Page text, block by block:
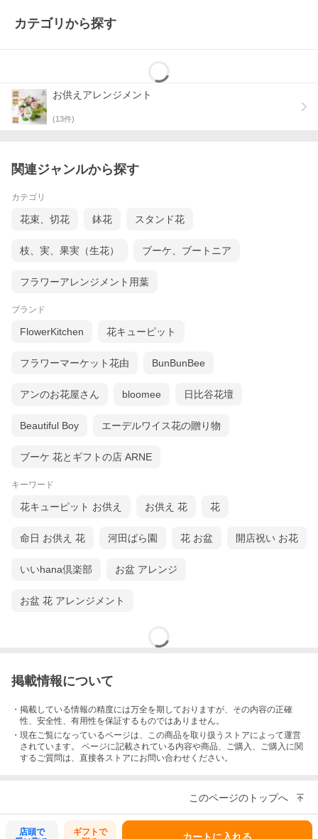
カテゴリから探す
お供えアレンジメント
(13件)
関連ジャンルから探す
カテゴリ
花束、切花 鉢花 スタンド花
枝、実、果実（生花） ブーケ、ブートニア
フラワーアレンジメント用葉
ブランド
FlowerKitchen 花キューピット
フラワーマーケット花由 BunBunBee
アンのお花屋さん bloomee 日比谷花壇
Beautiful Boy エーデルワイス花の贈り物
ブーケ 花とギフトの店 ARNE
キーワード
花キューピット お供え お供え 花 花
命日 お供え 花 河田ばら園 花 お盆 開店祝い お花
いいhana倶楽部 お盆 アレンジ
お盆 花 アレンジメント
掲載情報について
・掲載している情報の精度には万全を期しておりますが、その内容の正確
性、安全性、有用性を保証するものではありません。
・現在ご覧になっているページは、この商品を取り扱うストアによって運営
されています。 ページに記載されている内容や商品、ご購入 、ご購入に関
するご質問は、直接各ストアにお問い合わせください。
このページのトップへ
店頭で
ギフトで